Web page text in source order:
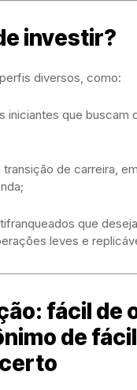
investir?
diversos, como:
iniciantes que buscam
de carreira,
que
leves e
fácil de
de